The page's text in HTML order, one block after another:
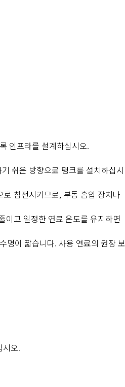
인프라를 설계하십시오.
쉬운 방향으로 탱크를 설치하십시
침전시키므로, 부동 흡입 장치나
이고 일정한 연료 온도를 유지하면
명이 짧습니다. 사용 연료의 권장 보
시오.